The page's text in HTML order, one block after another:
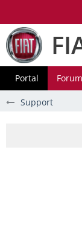
Portal Forum
Support